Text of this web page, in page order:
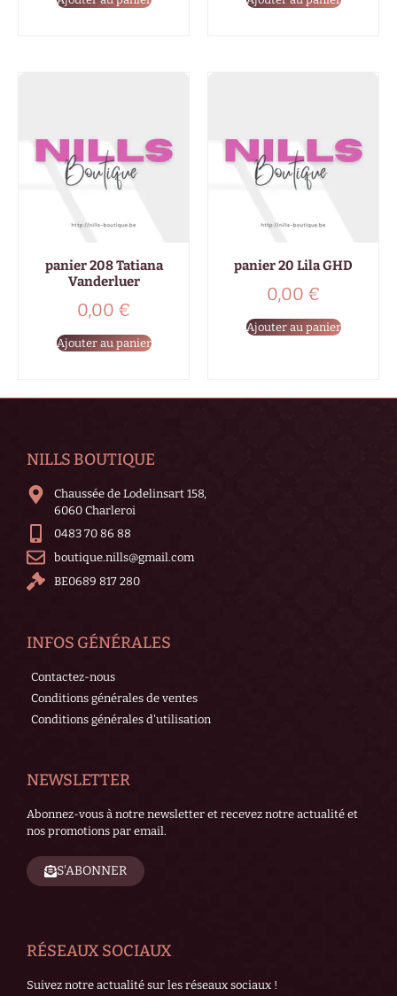
panier 208 Tatiana
Vanderluer
0,00 €
Ajouter au panier
panier 20 Lila GHD
0,00 €
Ajouter au panier
NILLS BOUTIQUE
Chaussée de Lodelinsart 158,
6060 Charleroi
0483 70 86 88
boutique.nills@gmail.com
BE0689 817 280
INFOS GÉNÉRALES
Contactez-nous
Conditions générales de ventes
Conditions générales d'utilisation
NEWSLETTER
Abonnez-vous à notre newsletter et recevez notre actualité et
nos promotions par email.
S'ABONNER
RÉSEAUX SOCIAUX
Suivez notre actualité sur les réseaux sociaux !